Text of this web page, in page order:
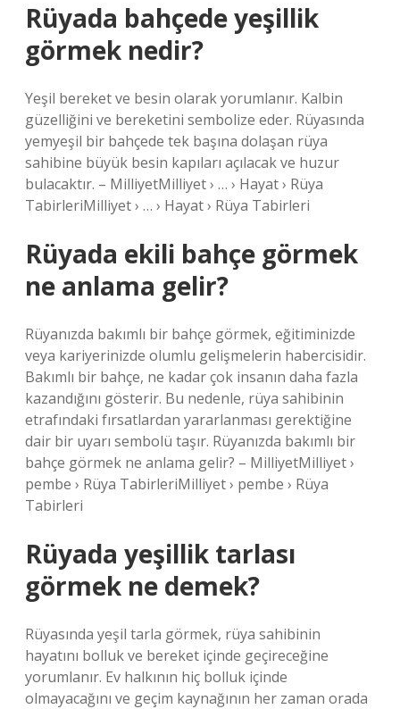
Rüyada bahçede yeşillik
görmek nedir?
Yeşil bereket ve besin olarak yorumlanır. Kalbin
güzelliğini ve bereketini sembolize eder. Rüyasında
yemyeşil bir bahçede tek başına dolaşan rüya
sahibine büyük besin kapıları açılacak ve huzur
bulacaktır. – MilliyetMilliyet › … › Hayat › Rüya
TabirleriMilliyet › … › Hayat › Rüya Tabirleri
Rüyada ekili bahçe görmek
ne anlama gelir?
Rüyanızda bakımlı bir bahçe görmek, eğitiminizde
veya kariyerinizde olumlu gelişmelerin habercisidir.
Bakımlı bir bahçe, ne kadar çok insanın daha fazla
kazandığını gösterir. Bu nedenle, rüya sahibinin
etrafındaki fırsatlardan yararlanması gerektiğine
dair bir uyarı sembolü taşır. Rüyanızda bakımlı bir
bahçe görmek ne anlama gelir? – MilliyetMilliyet ›
pembe › Rüya TabirleriMilliyet › pembe › Rüya
Tabirleri
Rüyada yeşillik tarlası
görmek ne demek?
Rüyasında yeşil tarla görmek, rüya sahibinin
hayatını bolluk ve bereket içinde geçireceğine
yorumlanır. Ev halkının hiç bolluk içinde
olmayacağını ve geçim kaynağının her zaman orada